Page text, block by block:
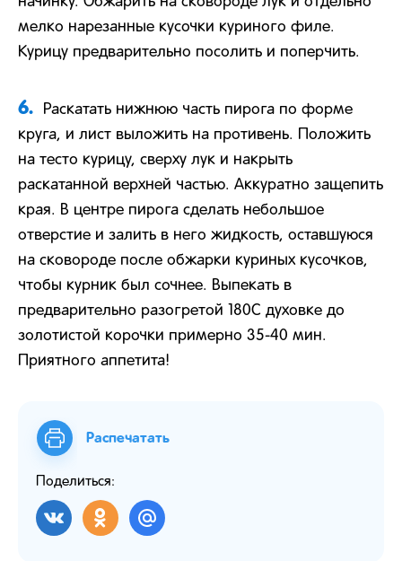
мелко нарезанные кусочки куриного филе.
Курицу предварительно посолить и поперчить.
6.
Раскатать нижнюю часть пирога по форме
круга, и лист выложить на противень. Положить
на тесто курицу, сверху лук и накрыть
раскатанной верхней частью. Аккуратно защепить
края. В центре пирога сделать небольшое
отверстие и залить в него жидкость, оставшуюся
на сковороде после обжарки куриных кусочков,
чтобы курник был сочнее. Выпекать в
предварительно разогретой 180С духовке до
золотистой корочки примерно 35-40 мин.
Приятного аппетита!
Распечатать
Поделиться: